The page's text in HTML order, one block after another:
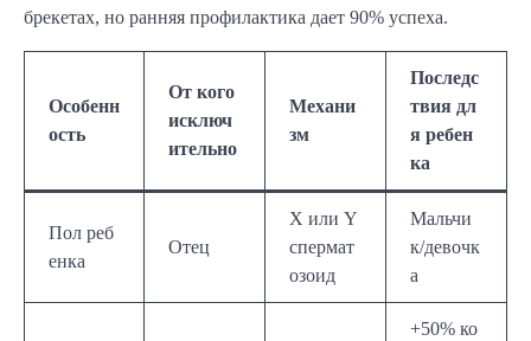
брекетах, но ранняя профилактика дает 90% успеха.
Особенн
ость
От кого
исключ
ительно
Механи
зм
Последс
твия дл
я ребен
ка
Пол реб
енка
Отец
X или Y
спермат
озоид
Мальчи
к/девочк
а
+50% ко